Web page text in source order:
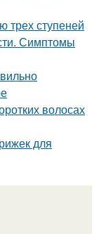
трех ступеней
Симптомы
волосах
для